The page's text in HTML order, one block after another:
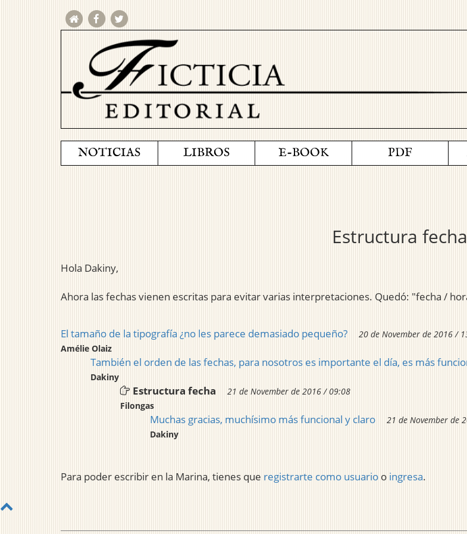
NOTICIAS LIBROS E-BOOK PDF
Estructura fecha
Hola Dakiny,
Ahora las fechas vienen escritas para evitar varias interpretaciones. Quedó: "fecha /
El tamaño de la tipografía ¿no les parece demasiado pequeño?
20 de November de 2016 /
Amélie Olaiz
También el orden de las fechas, para nosotros es importante el día, es más
Dakiny
Estructura fecha
21 de November de 2016 / 09:08
Filongas
Muchas gracias, muchísimo más funcional y claro
21 de November de
Dakiny
Para poder escribir en la Marina, tienes que registrarte como usuario o ingresa.